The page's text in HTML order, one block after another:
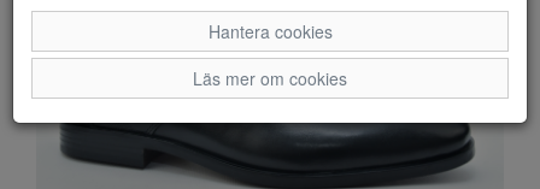
Hantera cookies
Läs mer om cookies